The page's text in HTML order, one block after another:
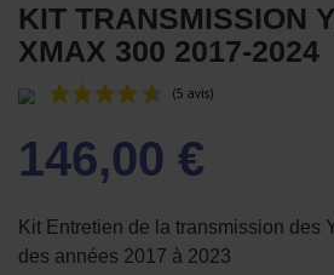
KIT TRANSMISSION
XMAX 300 2017-2024
146,00 €
Kit Entretien de la transmission des
des années 2017 à 2023